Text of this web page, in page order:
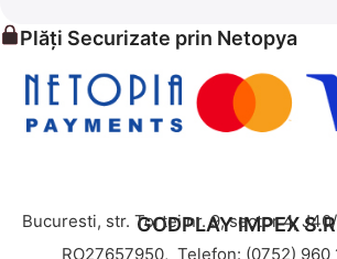
Plăți Securizate prin Netopya
GODPLAY IMPEX
Bucuresti, str. Tortei nr. 9, sector 4,
RO27657950, Telefon: (0752) 960